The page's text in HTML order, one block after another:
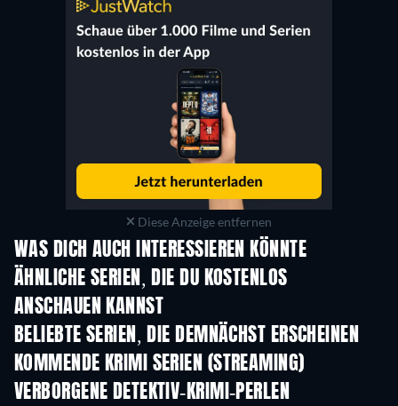
Diese Anzeige entfernen
WAS DICH AUCH INTERESSIEREN KÖNNTE
Serie Serie
ÄHNLICHE SERIEN, DIE DU KOSTENLOS
ANSCHAUEN KANNST
Serie
BELIEBTE SERIEN, DIE DEMNÄCHST ERSCHEINEN
Serie Serie
KOMMENDE KRIMI SERIEN (STREAMING)
Staffel 6 Staffel 2
VERBORGENE DETEKTIV-KRIMI-PERLEN
Serie